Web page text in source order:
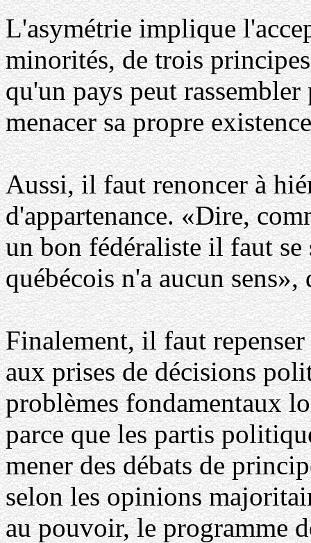
L'asymétrie implique
minorités, de trois
qu'un pays peut
menacer sa propre
Aussi, il faut renoncer à
d'appartenance. «Dire,
un bon fédéraliste il faut se
québécois n'a aucun sens»,
Finalement, il faut
aux prises de décisions
problèmes fondamentaux
parce que les partis
mener des débats de
selon les opinions
au pouvoir, le programme